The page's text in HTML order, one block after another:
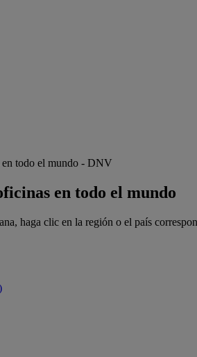
en todo el mundo - DNV
en todo el mundo
haga clic en la región o el país